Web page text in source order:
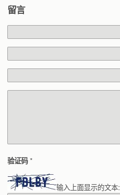
留言
验证码 *
输入上面显示的文本: